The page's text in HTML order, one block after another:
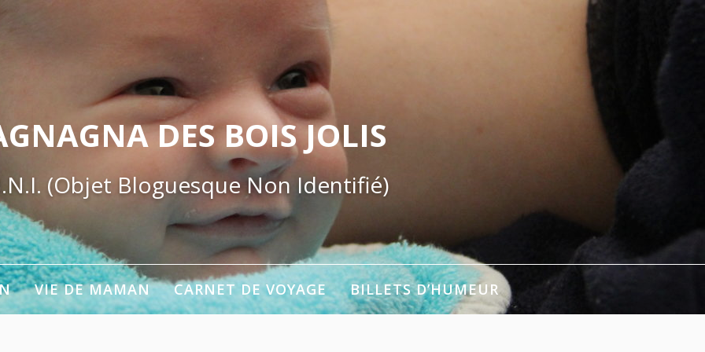
DES BOIS JOLIS
(Objet Bloguesque Non Identifié)
VIE DE MAMAN CARNET DE VOYAGE BILLETS D’HUMEUR